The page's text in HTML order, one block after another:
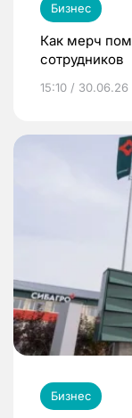
Бизнес
Как мерч
сотрудников
15:10 / 30.06.26
Бизнес